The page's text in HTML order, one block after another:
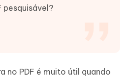
pesquisável?
no PDF é muito útil quando